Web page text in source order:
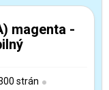
magenta -
strán